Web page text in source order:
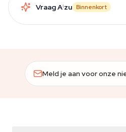
Vraag Aizu Binnenkort
Meld je aan voor onze